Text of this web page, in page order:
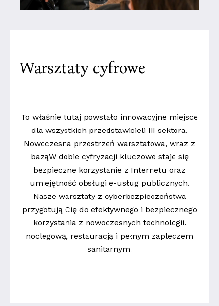
Warsztaty cyfrowe
To właśnie tutaj powstało innowacyjne miejsce
dla wszystkich przedstawicieli III sektora.
Nowoczesna przestrzeń warsztatowa, wraz z
baząW dobie cyfryzacji kluczowe staje się
bezpieczne korzystanie z Internetu oraz
umiejętność obsługi e-usług publicznych.
Nasze warsztaty z cyberbezpieczeństwa
przygotują Cię do efektywnego i bezpiecznego
korzystania z nowoczesnych technologii.
noclegową, restauracją i pełnym zapleczem
sanitarnym.